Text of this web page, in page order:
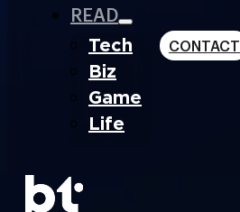
READ
Tech
Biz
Game
Life
CONTACT